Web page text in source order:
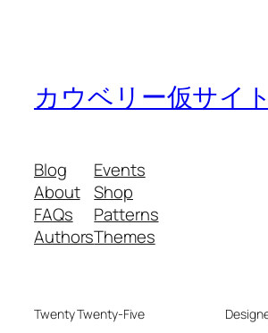
カウベリー仮サイト
Blog
About
FAQs
Authors
Events
Shop
Patterns
Themes
Twenty Twenty-Five